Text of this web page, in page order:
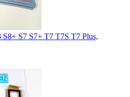
S7 S7+ T7 T7S T7 Plus,